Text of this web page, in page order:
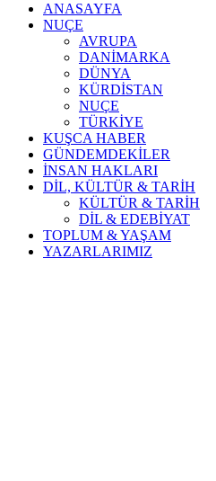
ANASAYFA
NUÇE
AVRUPA
DANİMARKA
DÜNYA
KÜRDİSTAN
NUÇE
TÜRKİYE
KUŞCA HABER
GÜNDEMDEKİLER
İNSAN HAKLARI
DİL, KÜLTÜR & TARİH
KÜLTÜR & TARİH
DİL & EDEBİYAT
TOPLUM & YAŞAM
YAZARLARIMIZ